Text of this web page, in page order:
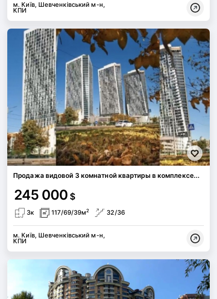
м. Київ, Шевченківський м-н,
КПИ
Продажа видовой 3 комнатной квартиры в комплексе...
245 000 $
3к 117/69/39м2 32/36
м. Київ, Шевченківський м-н,
КПИ